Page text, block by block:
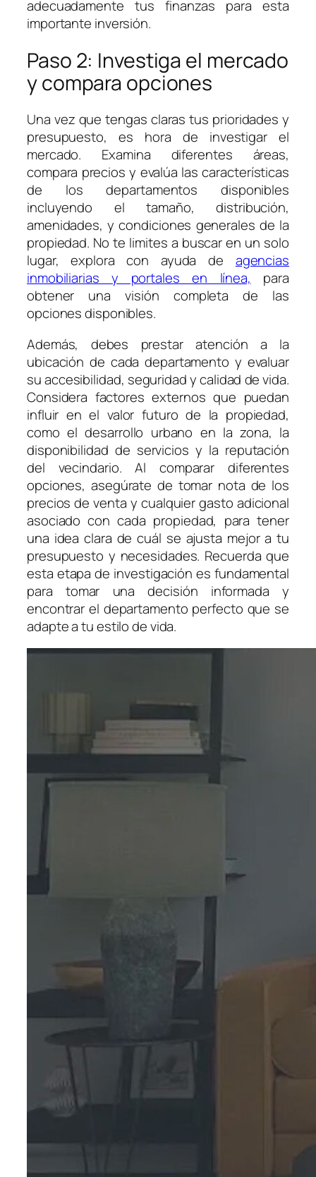
adecuadamente tus finanzas para esta
importante inversión.
Paso 2: Investiga el mercado
y compara opciones
Una vez que tengas claras tus prioridades y
presupuesto, es hora de investigar el
mercado. Examina diferentes áreas,
compara precios y evalúa las características
de los departamentos disponibles
incluyendo el tamaño, distribución,
amenidades, y condiciones generales de la
propiedad. No te limites a buscar en un solo
lugar, explora con ayuda de agencias
inmobiliarias y portales en línea, para
obtener una visión completa de las
opciones disponibles.
Además, debes prestar atención a la
ubicación de cada departamento y evaluar
su accesibilidad, seguridad y calidad de vida.
Considera factores externos que puedan
influir en el valor futuro de la propiedad,
como el desarrollo urbano en la zona, la
disponibilidad de servicios y la reputación
del vecindario. Al comparar diferentes
opciones, asegúrate de tomar nota de los
precios de venta y cualquier gasto adicional
asociado con cada propiedad, para tener
una idea clara de cuál se ajusta mejor a tu
presupuesto y necesidades. Recuerda que
esta etapa de investigación es fundamental
para tomar una decisión informada y
encontrar el departamento perfecto que se
adapte a tu estilo de vida.